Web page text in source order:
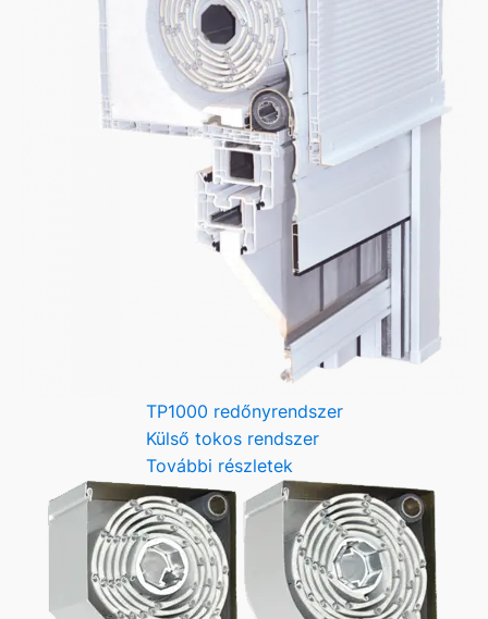
TP1000 redőnyrendszer
Külső tokos rendszer
További részletek